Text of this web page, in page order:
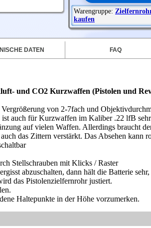
Warengruppe:
kaufen
DATEN FAQ
und CO2 Kurzwaffen (Pistolen und
von 2-7fach und
auch für Kurzwaffen im Kaliber .22 lfB
auf vielen Waffen. Allerdings braucht
das Zittern verstärkt. Das Absehen kann
Stellschrauben mit Klicks / Raster
abzuschalten, dann hält die Batterie
das Pistolenzielfernrohr justiert.
Haltepunkte in der Höhe vorzumerken.